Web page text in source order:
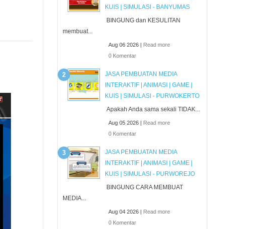
KUIS | SIMULASI - BANYUMAS
BINGUNG dan KESULITAN
membuat...
Aug 06 2026 | Read more
0 Komentar
JASA PEMBUATAN MEDIA
INTERAKTIF | ANIMASI | GAME |
KUIS | SIMULASI - PURWOKERTO
Apakah Anda sama sekali TIDAK...
Aug 05 2026 | Read more
0 Komentar
JASA PEMBUATAN MEDIA
INTERAKTIF | ANIMASI | GAME |
KUIS | SIMULASI - PURWOREJO
BINGUNG CARA MEMBUAT
MEDIA...
Aug 04 2026 | Read more
0 Komentar